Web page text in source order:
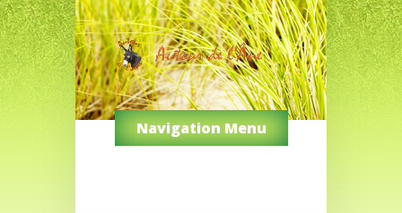
Navigation Menu